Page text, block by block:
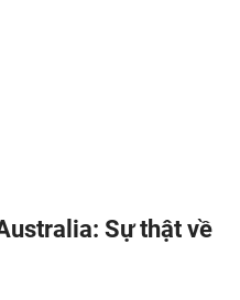
Sự thật về